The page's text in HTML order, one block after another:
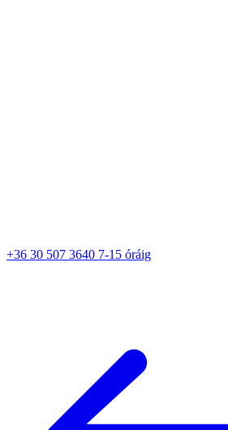
+36 30 507 3640 7-15 óráig